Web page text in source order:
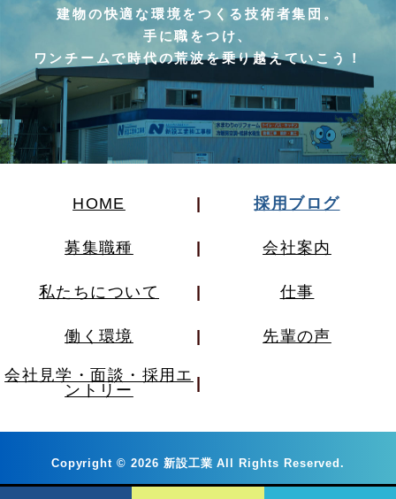
建物の快適な環境をつくる技術者集団。
手に職をつけ、
ワンチームで時代の荒波を乗り越えていこう！
HOME
募集職種
採用ブログ
会社案内
私たちについて 仕事
働く環境 先輩の声
会社見学・面談・採用エ
ントリー
Copyright© 2026 新設工業 All Rights Reserved.